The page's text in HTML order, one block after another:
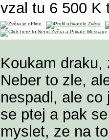
vzal tu 6 500 K
Koukam draku,
Neber to zle,
nespadl, ale
se ptej a pak
myslet, ze na